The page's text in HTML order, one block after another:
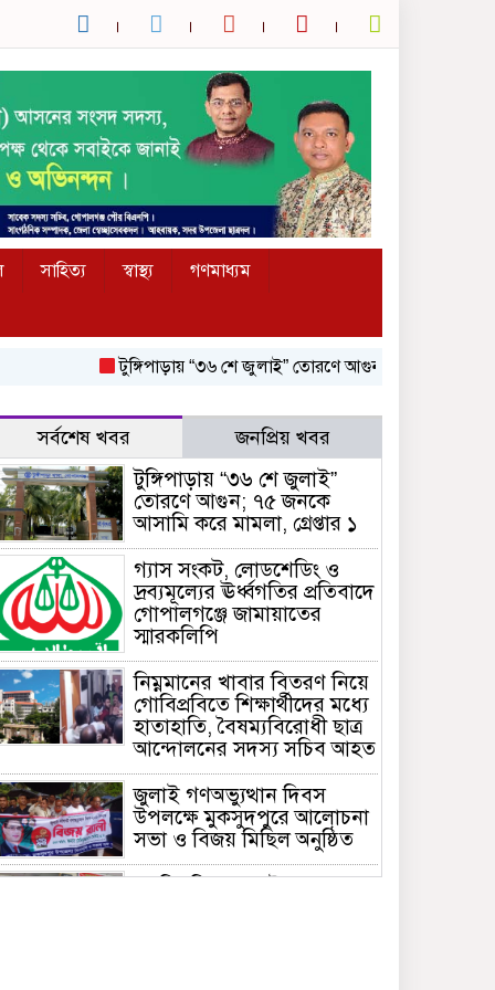
সাহিত্য স্বাস্থ্য
গণমাধ্যম
টুঙ্গিপাড়ায় “৩৬ শে জুলাই” তোরণে আগুন; ৭৫ জনকে আসামি করে মামলা,
সর্বশেষ খবর জনপ্রিয় খবর
টুঙ্গিপাড়ায় “৩৬ শে জুলাই”
তোরণে আগুন; ৭৫ জনকে
আসামি করে মামলা, গ্রেপ্তার ১
গ্যাস সংকট, লোডশেডিং ও
দ্রব্যমূল্যের ঊর্ধ্বগতির প্রতিবাদে
গোপালগঞ্জে জামায়াতের
স্মারকলিপি
নিম্নমানের খাবার বিতরণ নিয়ে
গোবিপ্রবিতে শিক্ষার্থীদের মধ্যে
হাতাহাতি, বৈষম্যবিরোধী ছাত্র
আন্দোলনের সদস্য সচিব আহত
জুলাই গণঅভ্যুত্থান দিবস
উপলক্ষে মুকসুদপুরে আলোচনা
সভা ও বিজয় মিছিল অনুষ্ঠিত
গোবিপ্রবিতে জুলাই